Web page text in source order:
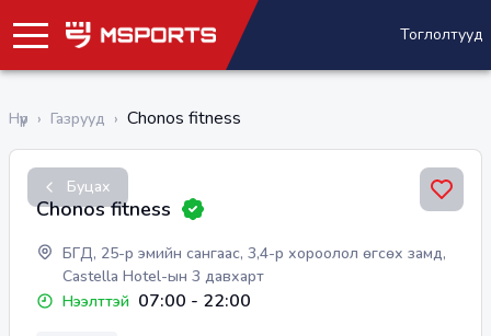
Тоглолтууд
Нүүр › Газрууд › Chonos fitness
Буцах
Chonos fitness
БГД, 25-р эмийн сангаас, 3,4-р хороолол өгсөх замд,
Castella Hotel-ын 3 давхарт
Нээлттэй 07:00 - 22:00